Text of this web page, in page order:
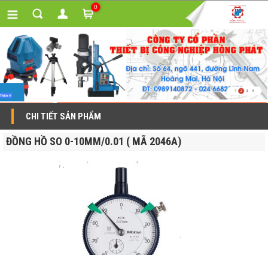
0
CHI TIẾT SẢN PHẨM
ĐỒNG HỒ SO 0-10MM/0.01 ( MÃ 2046A)